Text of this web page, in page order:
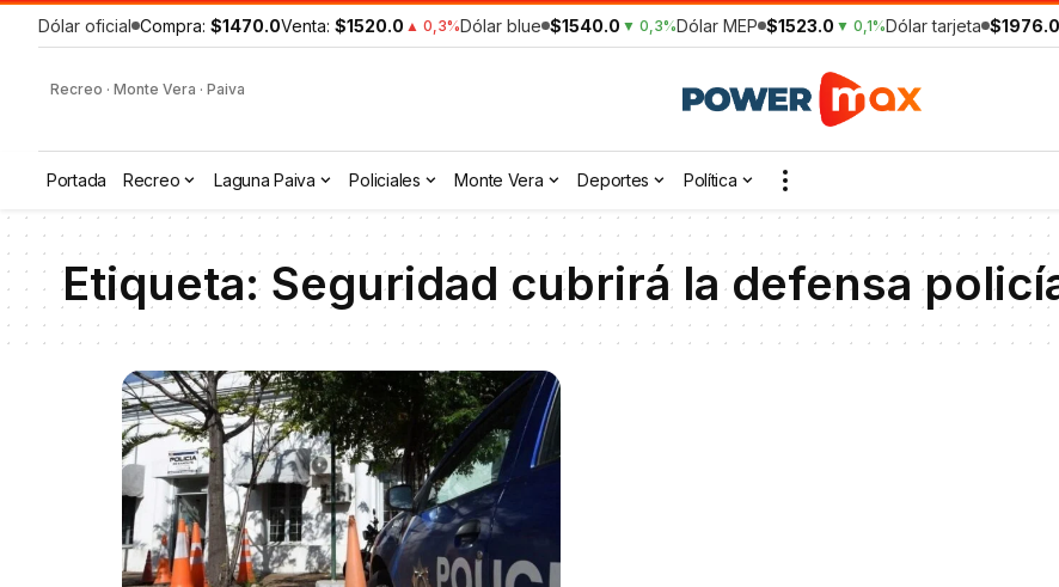
Dólar oficial Compra: $1470.0Venta: $1520.0 ▲ 0,3%Dólar blue $1540.0 ▼ 0,3%Dólar MEP $1523.0 ▼ 0,1%Dólar tarjeta $1976.0
Recreo · Monte Vera · Paiva
Portada Recreo Laguna Paiva Policiales Monte Vera Deportes Política
Etiqueta: Seguridad cubrirá la defensa